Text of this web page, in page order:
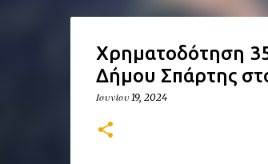
Χρηματοδότηση
Δήμου Σπάρτης
Ιουνίου 19, 2024